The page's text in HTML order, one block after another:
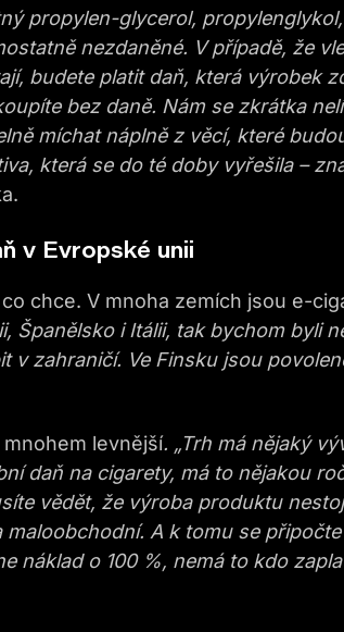
propylen-glycerol,
nezdaněné. V případě, že
budete platit daň, která výrobek
bez daně. Nám se zkrátka
míchat náplně z věcí, které
která se do té doby vyřešila –
v Evropské unii
chce. V mnoha zemích jsou e-
Španělsko i Itálii, tak bychom byli
v zahraničí. Ve Finsku jsou
levnější. „Trh má nějaký
daň na cigarety, má to nějakou
vědět, že výroba produktu
A k tomu se
náklad o 100 %, nemá to kdo